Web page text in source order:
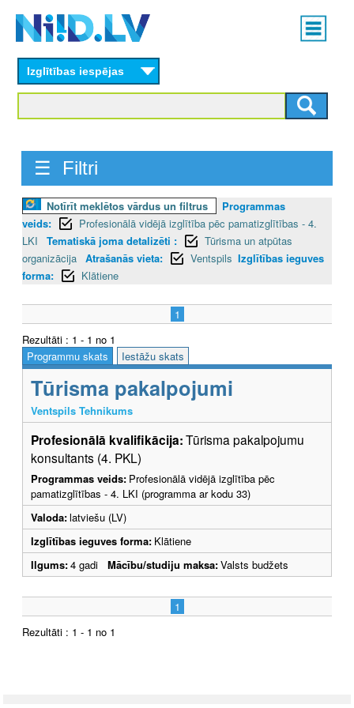
content
Main
menu
Izglītības iespējas
☰ Filtri
Notīrīt meklētos vārdus un filtrus
Programmas
veids:
Profesionālā vidējā izglītība pēc pamatizglītības - 4.
LKI
Tematiskā joma detalizēti :
Tūrisma un atpūtas
organizācija Atrašanās vieta: Ventspils Izglītības ieguves
forma:
Klātiene
1
Rezultāti : 1 - 1 no 1
Programmu skats
Iestāžu skats
Tūrisma pakalpojumi
Ventspils Tehnikums
Profesionālā kvalifikācija:Tūrisma pakalpojumu
konsultants (4. PKL)
Programmas veids: Profesionālā vidējā izglītība pēc
pamatizglītības - 4. LKI (programma ar kodu 33)
Valoda:latviešu (LV)
Izglītības ieguves forma: Klātiene
Ilgums:4 gadi Mācību/studiju maksa:Valsts budžets
1
Rezultāti : 1 - 1 no 1